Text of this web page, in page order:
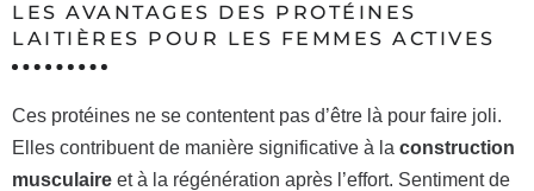
LES AVANTAGES DES PROTÉINES
LAITIÈRES POUR LES FEMMES ACTIVES
Ces protéines ne se contentent pas d’être là pour faire joli.
Elles contribuent de manière significative à la construction
musculaire et à la régénération après l’effort. Sentiment de